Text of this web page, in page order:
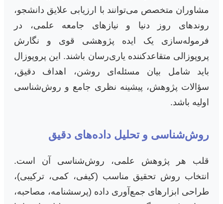
مشاوران متخصص می‌توانند با ارزیابی علایق دانشجو،
روندهای روز دنیا و نیازهای جامعه علمی، در
فرموله‌سازی یک ایده پژوهشی قوی و نگارش
پروپوزالی متقاعدکننده یاری‌رسان باشند. این پروپوزال
باید شامل بیان مسئله‌ای روشن، اهداف دقیق،
سؤالات پژوهش، پیشینه نظری جامع و روش‌شناسی
اولیه باشد.
روش‌شناسی و تحلیل داده‌های دقیق
قلب هر پژوهش علمی، روش‌شناسی آن است.
انتخاب روش تحقیق مناسب (کیفی، کمی، ترکیبی)،
طراحی ابزارهای جمع‌آوری داده (پرسشنامه، مصاحبه،